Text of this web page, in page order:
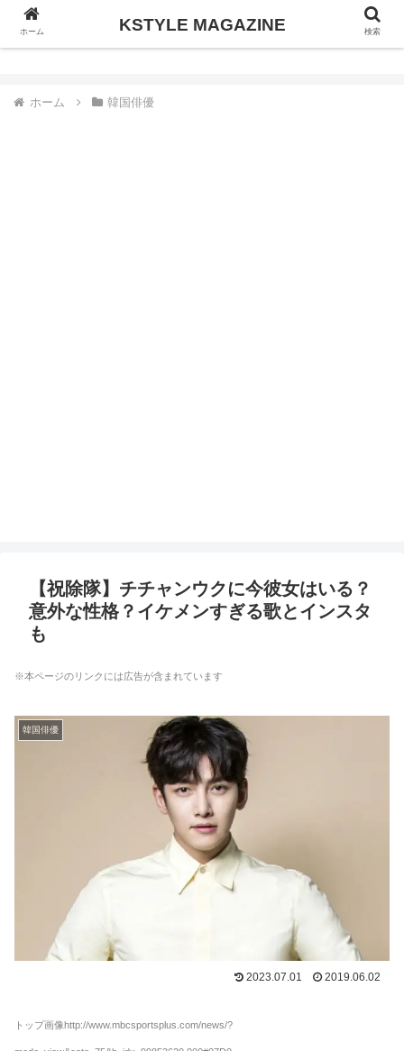
KSTYLE MAGAZINE
ホーム 韓国俳優
【祝除隊】チチャンウクに今彼女はいる？
意外な性格？イケメンすぎる歌とインスタ
も
※本ページのリンクには広告が含まれています
韓国俳優
2023.07.01 2019.06.02
トップ画像http://www.mbcsportsplus.com/news/?
ホーム KSTYLE MAGAZINE 検索